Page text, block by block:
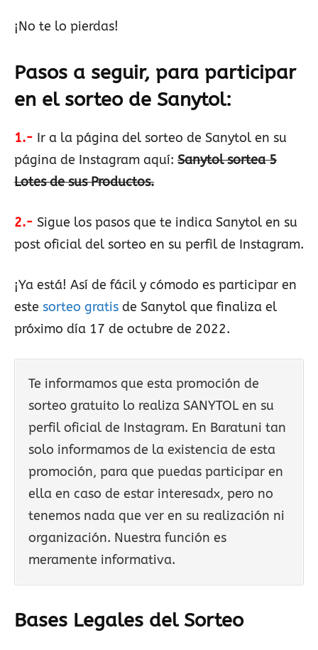
¡No te lo pierdas!
Pasos a seguir, para participar
en el sorteo de Sanytol:
1.- Ir a la página del sorteo de Sanytol en su
página de Instagram aquí: Sanytol sortea 5
Lotes de sus Productos.
2.- Sigue los pasos que te indica Sanytol en su
post oficial del sorteo en su perfil de Instagram.
¡Ya está! Así de fácil y cómodo es participar en
este sorteo gratis de Sanytol que finaliza el
próximo día 17 de octubre de 2022.
Te informamos que esta promoción de
sorteo gratuito lo realiza SANYTOL en su
perfil oficial de Instagram. En Baratuni tan
solo informamos de la existencia de esta
promoción, para que puedas participar en
ella en caso de estar interesadx, pero no
tenemos nada que ver en su realización ni
organización. Nuestra función es
meramente informativa.
Bases Legales del Sorteo